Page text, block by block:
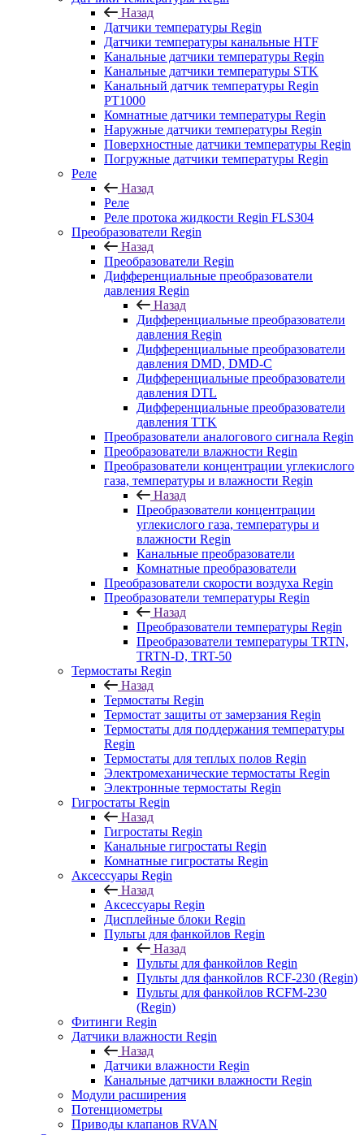
Назад
Датчики температуры Regin
Датчики температуры канальные HTF
Канальные датчики температуры Regin
Канальные датчики температуры STK
Канальный датчик температуры Regin
PT1000
Комнатные датчики температуры Regin
Наружные датчики температуры Regin
Поверхностные датчики температуры Regin
Погружные датчики температуры Regin
Реле
Назад
Реле
Реле протока жидкости Regin FLS304
Преобразователи Regin
Назад
Преобразователи Regin
Дифференциальные преобразователи
давления Regin
Назад
Дифференциальные преобразователи
давления Regin
Дифференциальные преобразователи
давления DMD, DMD-C
Дифференциальные преобразователи
давления DTL
Дифференциальные преобразователи
давления TTK
Преобразователи аналогового сигнала Regin
Преобразователи влажности Regin
Преобразователи концентрации углекислого
газа, температуры и влажности Regin
Назад
Преобразователи концентрации
углекислого газа, температуры и
влажности Regin
Канальные преобразователи
Комнатные преобразователи
Преобразователи скорости воздуха Regin
Преобразователи температуры Regin
Назад
Преобразователи температуры Regin
Преобразователи температуры TRTN,
TRTN-D, TRT-50
Термостаты Regin
Назад
Термостаты Regin
Термостат защиты от замерзания Regin
Термостаты для поддержания температуры
Regin
Термостаты для теплых полов Regin
Электромеханические термостаты Regin
Электронные термостаты Regin
Гигростаты Regin
Назад
Гигростаты Regin
Канальные гигростаты Regin
Комнатные гигростаты Regin
Аксессуары Regin
Назад
Аксессуары Regin
Дисплейные блоки Regin
Пульты для фанкойлов Regin
Назад
Пульты для фанкойлов Regin
Пульты для фанкойлов RCF-230 (Regin)
Пульты для фанкойлов RCFM-230
(Regin)
Фитинги Regin
Датчики влажности Regin
Назад
Датчики влажности Regin
Канальные датчики влажности Regin
Модули расширения
Потенциометры
Приводы клапанов RVAN